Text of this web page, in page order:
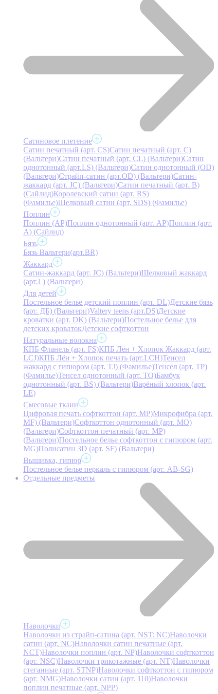
Сатиновое плетение
Сатин печатный (арт. СS)Сатин печатный (арт. С)
(Вальтери)Сатин печатный (арт. СL) (Вальтери)Сатин
однотонный (арт.LS) (Вальтери)Сатин однотонный (OD)
(Вальтери)Страйп-сатин (арт.OD) (Вальтери)Сатин-
жаккард (арт. JC) (Вальтери)Сатин печатный (арт. В)
(Сайлид)Королевский сатин (арт. RS)
(Фамилье)Шелковый сатин (арт. SDS) (Фамилье)
Поплин
Поплин (AP)Поплин однотонный (арт. AP)Поплин (арт.
А) (Сайлид)
Бязь
Бязь Вальтери(арт.BR)
Жаккард
Сатин-жаккард (арт. JC) (Вальтери)Шелковый жаккард
(арт.L) (Вальтери)
Для детей
Постельное белье детский поплин (арт. DL)Детские бязь
(арт. ДБ) (Вальтери)Valtery teens (арт.DS)Детские
кроватки (арт. DK) (Вальтери)Постельное белье для
детских кроватокДетские софткоттон
Натуральные волокна
КПБ Фланель (арт. FS)КПБ Лён + Хлопок Жаккард (арт.
LCJ)КПБ Лён + Хлопок печать (арт.LCH)Тенсел
жаккард с гипюром (арт. TJ) (Фамилье)Тенсел (арт. ТР)
(Фамилье)Тенсел однотонный (арт. TO)Бамбук
однотонный (арт. BS) (Вальтери)Варёный хлопок (арт.
LE)
Смесовые ткани
Цифровая печать софткоттон (арт. MP)Микрофибра (арт.
MF) (Вальтери)Софткоттон однотонный (арт. MO)
(Вальтери)Софткоттон печатный (арт. MР)
(Вальтери)Постельное белье софткоттон с гипюром (арт.
MG)Полисатин 3D (арт. SF) (Вальтери)
Вышивка, гипюр
Постельное белье перкаль с гипюром (арт. AB-SG)
Отдельные предметы
Наволочки
Наволочки из страйп-сатина (арт. NST: NC)Наволочки
сатин (арт. NC)Наволочки сатин печатные (арт.
NCT)Наволочки поплин (арт. NP)Наволочки софткоттон
(арт. NSC)Наволочки трикотажные (арт. NT)Наволочки
стеганные (арт. STNP)Наволочки софткоттон с гипюром
(арт. NMG)Наволочки сатин (арт. 110)Наволочки
поплин печатные (арт. NPP)